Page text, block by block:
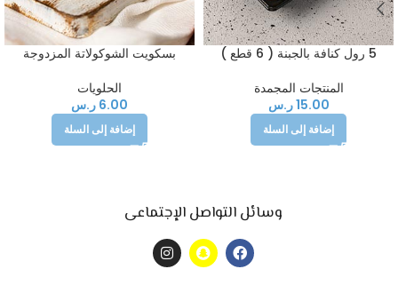
5 رول كنافة بالجبنة ( 6 قطع )
المنتجات المجمدة
15.00ر.س
إضافة إلى السلة
بسكويت الشوكولاتة المزدوجة
الحلويات
6.00 ر.س
إضافة إلى السلة
وسائل التواصل الإجتماعى